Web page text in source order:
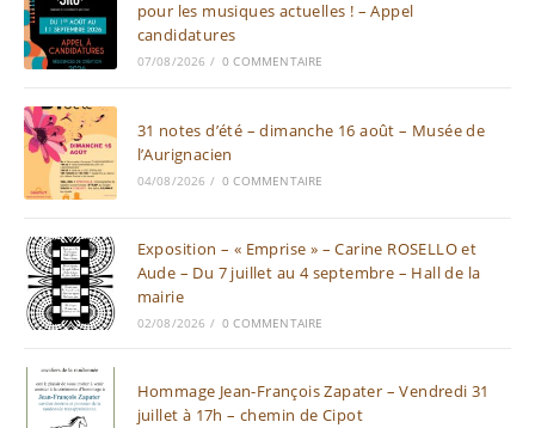
pour les musiques actuelles ! – Appel
candidatures
07/08/2026 / 0 COMMENTAIRE
31 notes d’été – dimanche 16 août – Musée de
l’Aurignacien
04/08/2026 / 0 COMMENTAIRE
Exposition – « Emprise » – Carine ROSELLO et
Aude – Du 7 juillet au 4 septembre – Hall de la
mairie
02/08/2026 / 0 COMMENTAIRE
Hommage Jean-François Zapater – Vendredi 31
juillet à 17h – chemin de Cipot